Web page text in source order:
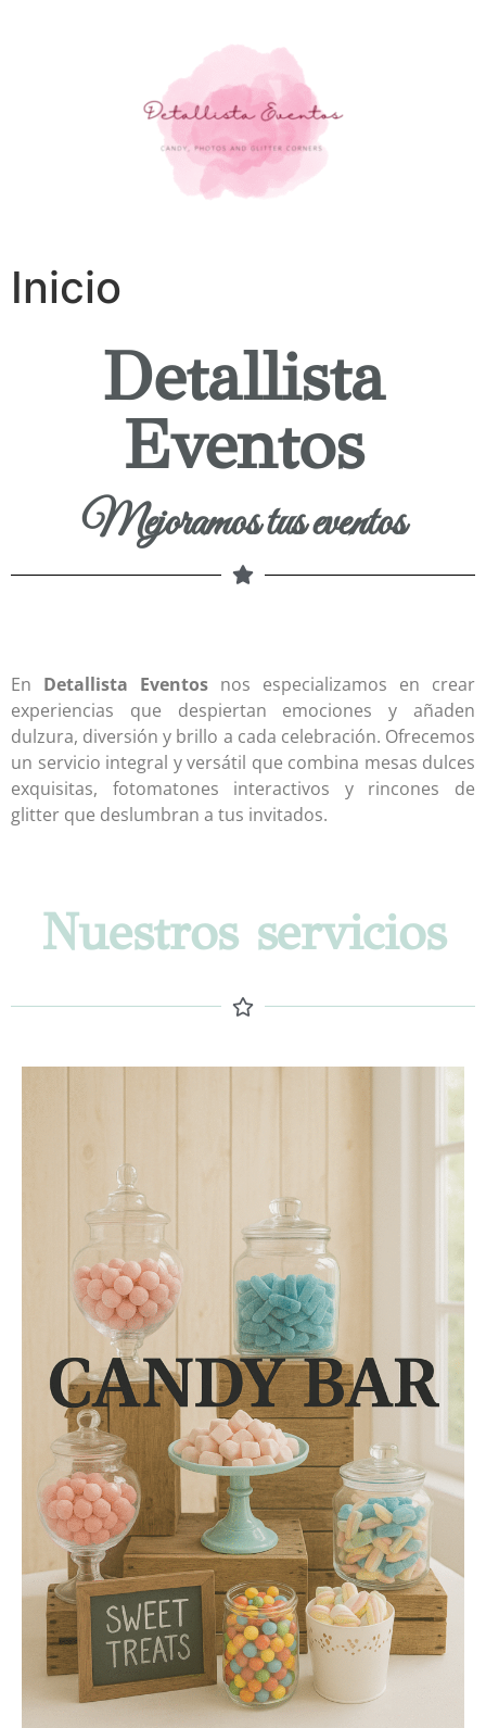
Inicio
Detallista
Eventos
Mejoramos tus eventos
En Detallista Eventos nos especializamos en crear
experiencias que despiertan emociones y añaden
dulzura, diversión y brillo a cada celebración. Ofrecemos
un servicio integral y versátil que combina mesas dulces
exquisitas, fotomatones interactivos y rincones de
glitter que deslumbran a tus invitados.
Nuestros servicios